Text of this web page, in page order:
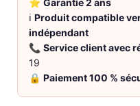
ℹ️ Produit compatible
indépendant
📞 Service client avec
19
🔒 Paiement 100 %